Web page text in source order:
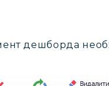
дешборда